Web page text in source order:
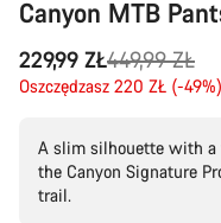
Canyon MTB
229,99 ZŁ
Oryginalna
cena
449,99 ZŁ
Oszczędzasz 220 ZŁ (-49%)
A slim silhouette with a
the Canyon Signature
trail.